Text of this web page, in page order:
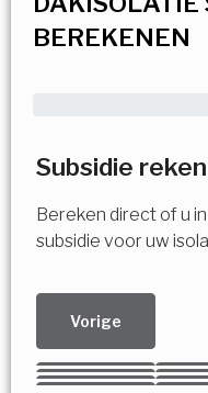
BEREKENEN
Subsidie
Bereken direct of u
subsidie voor uw
Vorige
Kies uw